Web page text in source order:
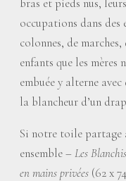
bras et pieds nus,
occupations dans des
colonnes, de
enfants que les mères
embuée y alterne
la blancheur d’un
Si notre toile partage
ensemble –Les
en mains privées (62 x